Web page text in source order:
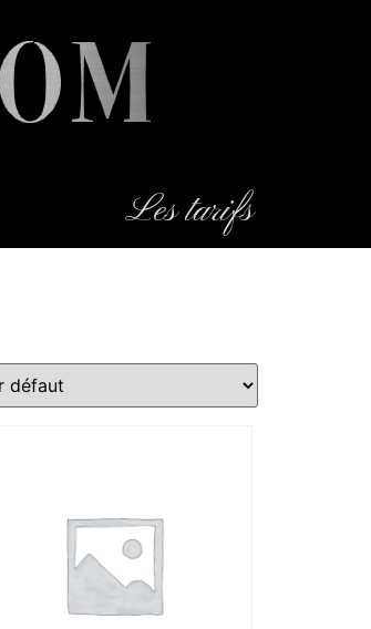
Les tarifs